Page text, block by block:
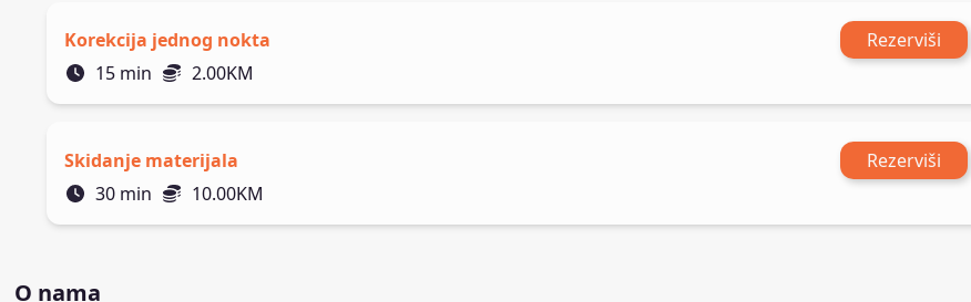
Korekcija jednog nokta
Rezerviši
15 min 2.00KM
Skidanje materijala
Rezerviši
30 min 10.00KM
O nama